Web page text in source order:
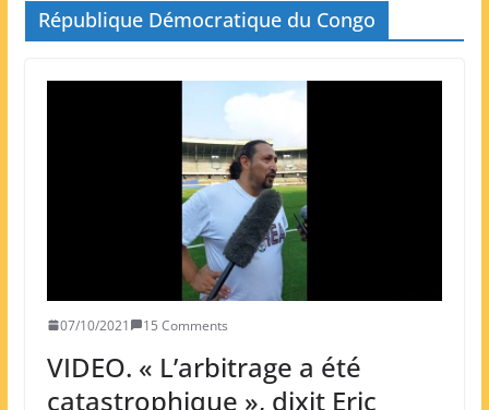
République Démocratique du Congo
07/10/2021 15 Comments
VIDEO. « L’arbitrage a été
catastrophique », dixit Eric